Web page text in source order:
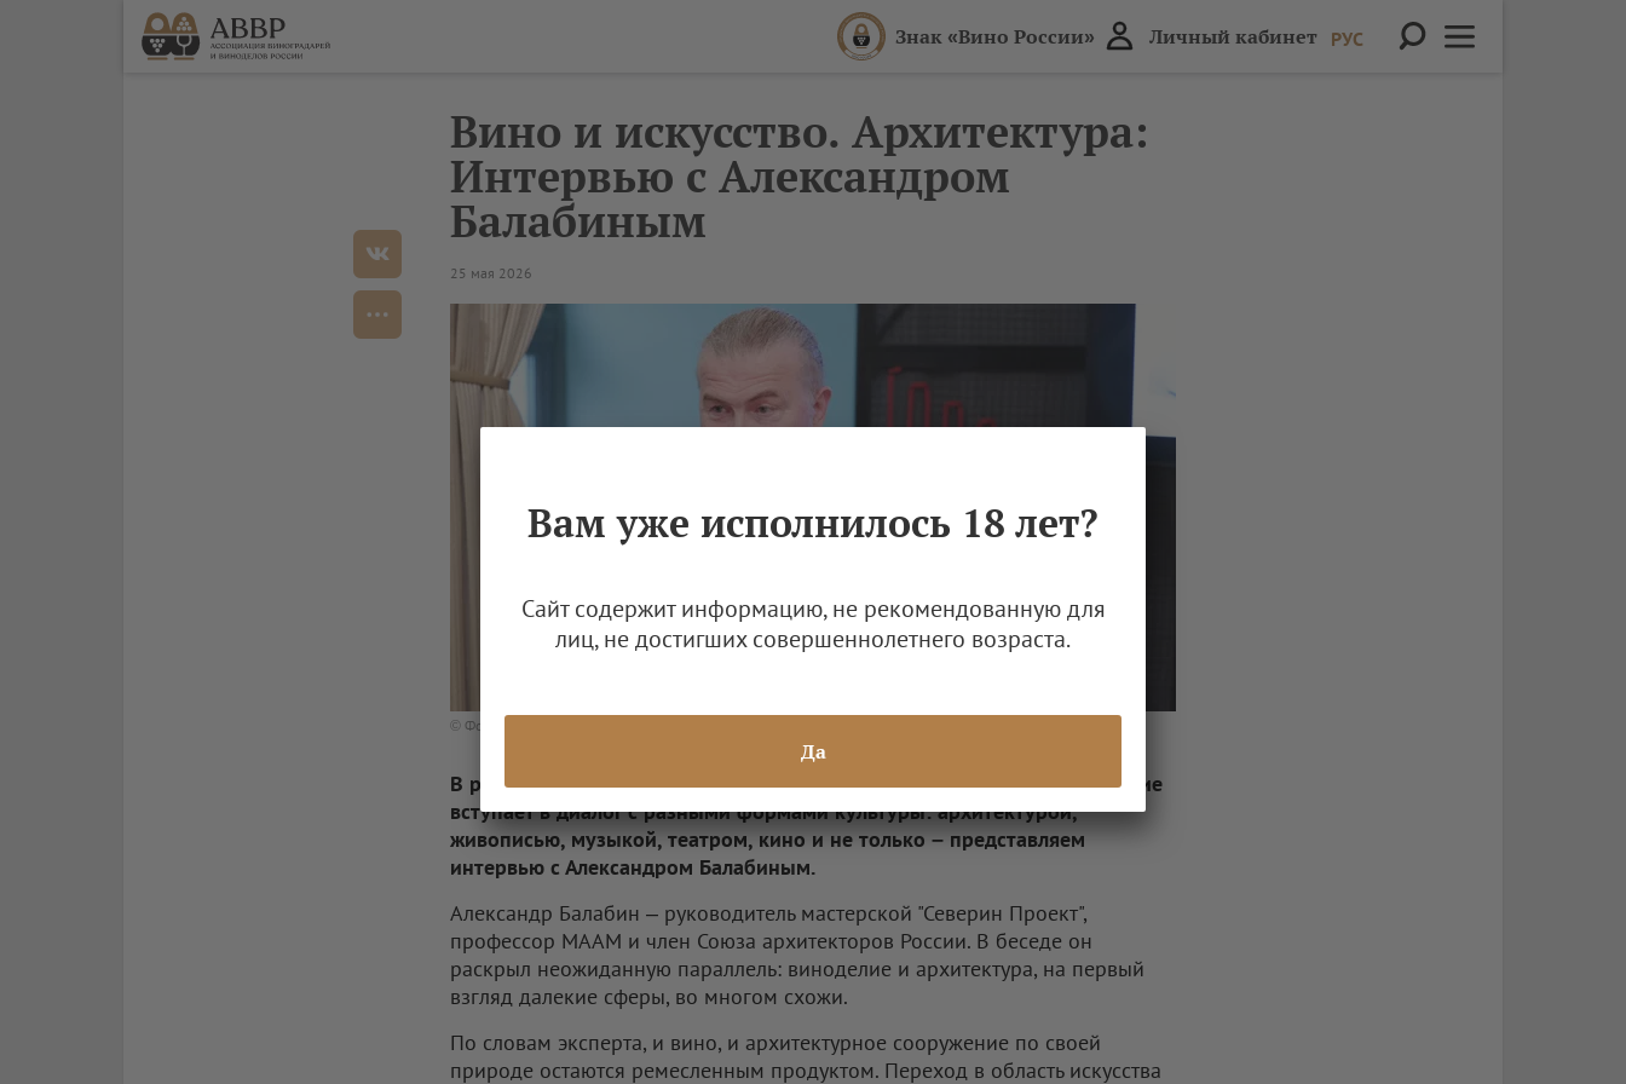
Знак «Вино России» Личный кабинет РУС
Вино и искусство. Архитектура:
Интервью с Александром
Балабиным
25 мая 2026
© Фото: Igor Rodin
В рамках цикла АВВР "Вино и искусство" – проекта о том, как виноделие
вступает в диалог с разными формами культуры: архитектурой,
живописью, музыкой, театром, кино и не только – представляем
интервью с Александром Балабиным.
Александр Балабин – руководитель мастерской "Северин Проект",
профессор МААМ и член Союза архитекторов России. В беседе он
раскрыл неожиданную параллель: виноделие и архитектура, на первый
взгляд далекие сферы, во многом схожи.
По словам эксперта, и вино, и архитектурное сооружение по своей
природе остаются ремесленным продуктом. Переход в область искусства
Вам уже исполнилось 18 лет?
Сайт содержит информацию, не рекомендованную для
лиц, не достигших совершеннолетнего возраста.
Да